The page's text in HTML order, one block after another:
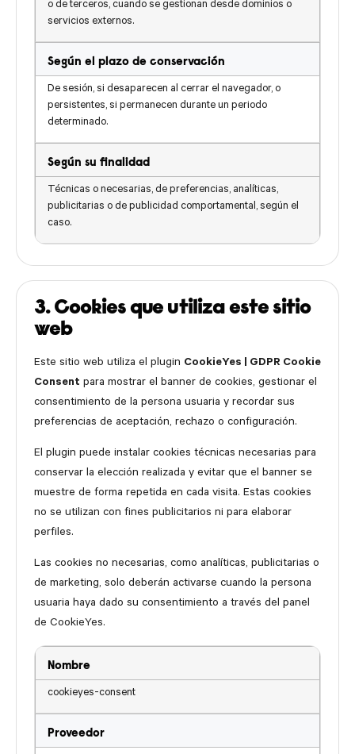
o de terceros, cuando se gestionan desde dominios o
servicios externos.
Según el plazo de conservación
De sesión, si desaparecen al cerrar el navegador, o
persistentes, si permanecen durante un periodo
determinado.
Según su finalidad
Técnicas o necesarias, de preferencias, analíticas,
publicitarias o de publicidad comportamental, según el
caso.
3. Cookies que utiliza este sitio
web
Este sitio web utiliza el plugin CookieYes | GDPR Cookie
Consent para mostrar el banner de cookies, gestionar el
consentimiento de la persona usuaria y recordar sus
preferencias de aceptación, rechazo o configuración.
El plugin puede instalar cookies técnicas necesarias para
conservar la elección realizada y evitar que el banner se
muestre de forma repetida en cada visita. Estas cookies
no se utilizan con fines publicitarios ni para elaborar
perfiles.
Las cookies no necesarias, como analíticas, publicitarias o
de marketing, solo deberán activarse cuando la persona
usuaria haya dado su consentimiento a través del panel
de CookieYes.
Nombre
cookieyes-consent
Proveedor